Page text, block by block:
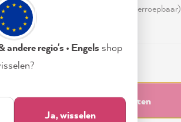
vrijwillig akkoord (op elk moment herroepbaar)
Accepteren & sluiten
andere regio's • Engels shop
Ja, wisselen